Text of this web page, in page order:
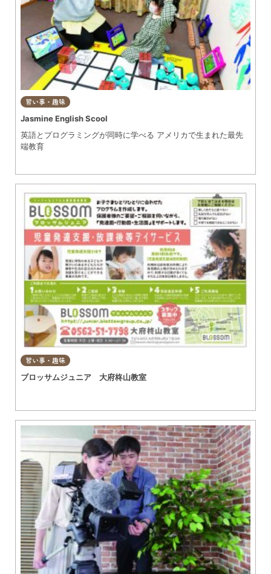
習い事・趣味
Jasmine English Scool
英語とプログラミングが同時に学べる アメリカで生まれた最先
端教育
習い事・趣味
ブロッサムジュニア 大府柊山教室